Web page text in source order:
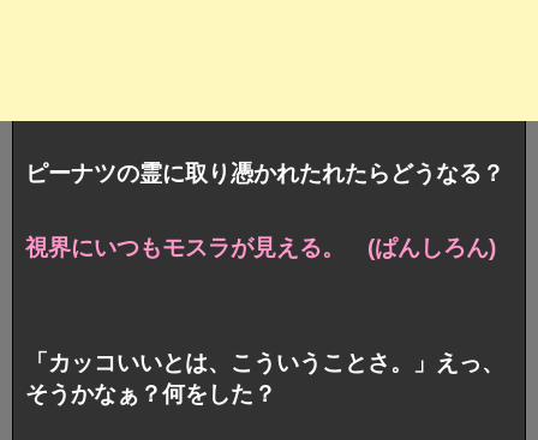
ピーナツの霊に取り憑かれたれたらどうなる？
視界にいつもモスラが見える。 (ぱんしろん)
「カッコいいとは、こういうことさ。」えっ、
そうかなぁ？何をした？